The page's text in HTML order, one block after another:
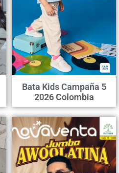
Bata Kids Campaña 5
2026 Colombia